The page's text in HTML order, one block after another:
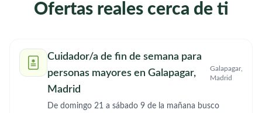
Ofertas reales cerca de ti
Cuidador/a de fin de semana para
personas mayores en Galapagar,
Madrid
Galapagar,
Madrid
De domingo 21 a sábado 9 de la mañana busco